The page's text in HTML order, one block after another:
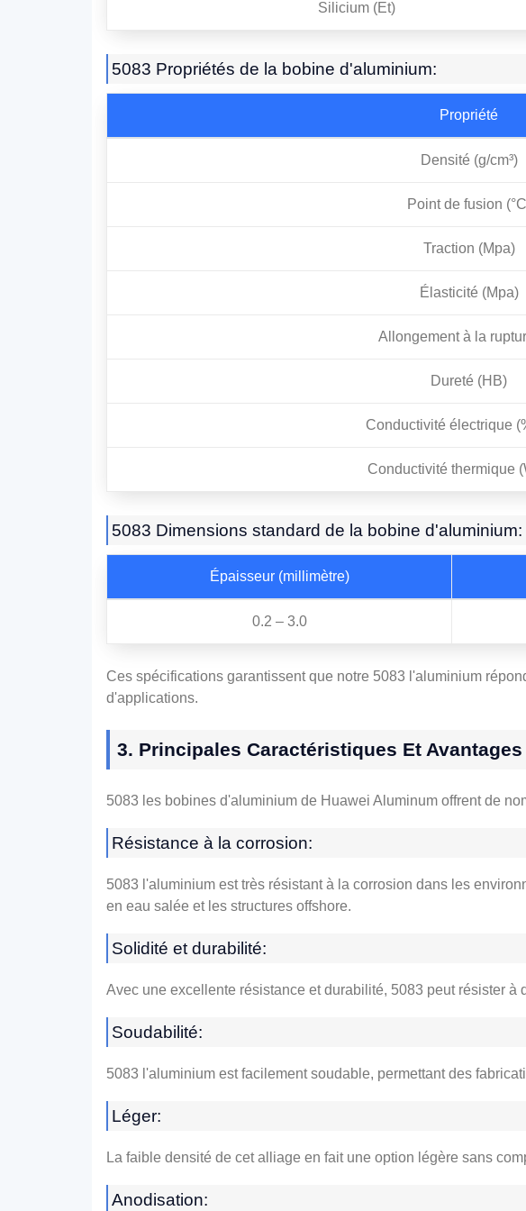
Silicium (Et)
5083 Propriétés de la bobine d'aluminium:
Propriété
Densité (g/cm³)
Point de fusion
Traction (Mpa)
Élasticité (Mpa)
Allongement à la
Dureté (HB)
Conductivité électrique
Conductivité thermique
5083 Dimensions standard de la bobine d'aluminium:
Épaisseur (millimètre)
0.2 – 3.0
Ces spécifications garantissent que notre 5083 l'aluminium
d'applications.
3. Principales Caractéristiques Et Avantages
5083 les bobines d'aluminium de Huawei Aluminum offrent de
Résistance à la corrosion:
5083 l'aluminium est très résistant à la corrosion dans les
en eau salée et les structures offshore.
Solidité et durabilité:
Avec une excellente résistance et durabilité, 5083 peut résister
Soudabilité:
5083 l'aluminium est facilement soudable, permettant des
Léger:
La faible densité de cet alliage en fait une option légère sans
Anodisation: